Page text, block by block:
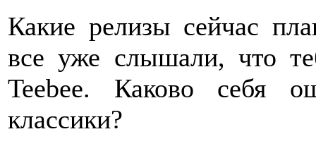
Какие релизы сейчас
все уже слышали, что
Teebee. Каково себя
классики?